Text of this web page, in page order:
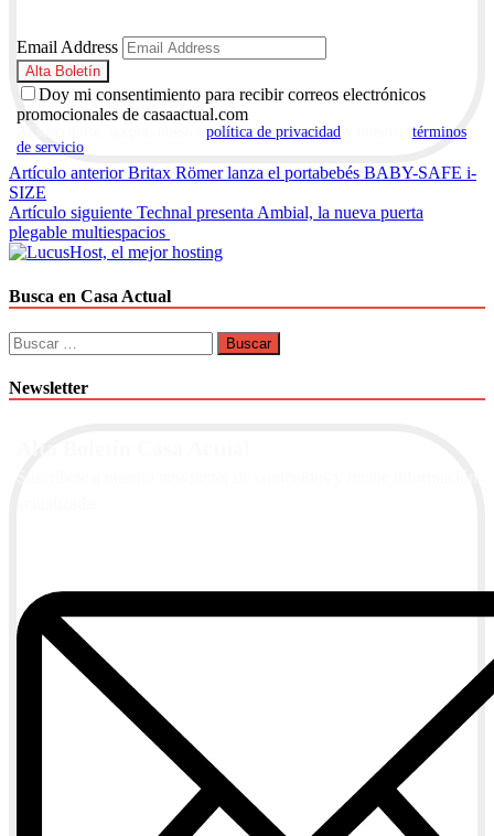
Email Address
Doy mi consentimiento para recibir correos electrónicos
promocionales de casaactual.com
política de privacidad
términos
de servicio
Navegación
de
entradas
Artículo anterior Britax Römer lanza el portabebés BABY-SAFE i-
SIZE
Artículo siguiente Technal presenta Ambial, la nueva puerta
plegable multiespacios
Busca en Casa Actual
Buscar:
Newsletter